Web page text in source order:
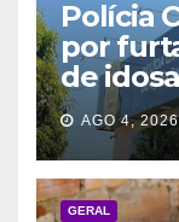
Polícia
por
de
AGO 4, 2026
GERAL